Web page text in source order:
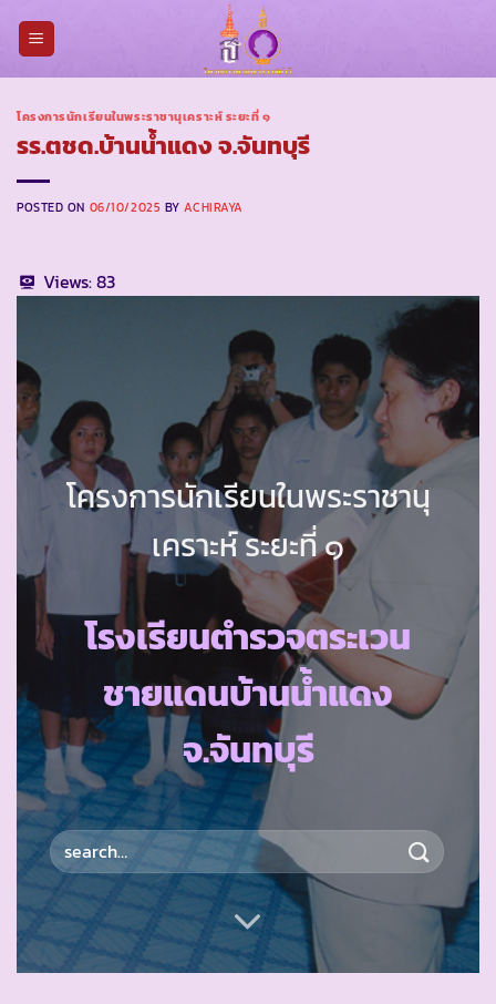
โครงการนักเรียนในพระราชานุเคราะห์ ระยะที่ ๑
รร.ตชด.บ้านน้ำแดง จ.จันทบุรี
POSTED ON 06/10/2025 BYACHIRAYA
Views:83
โครงการนักเรียนในพระราชานุ
เคราะห์ ระยะที่ ๑
โรงเรียนตำรวจตระเวน
ชายแดนบ้านน้ำแดง
จ.จันทบุรี